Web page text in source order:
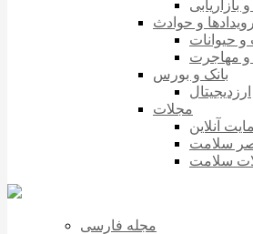
بازاریابی
رویدادها و حوادث
حیوانات
مهاجرت
بانک و بورس
ارزدیجیتال
مجلات
آنلاین
سلامت
سلامت
مجله فارسی